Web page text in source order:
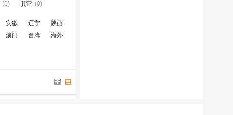
(0) 其它 (0)
安徽 辽宁
陕西
澳门 台湾 海外